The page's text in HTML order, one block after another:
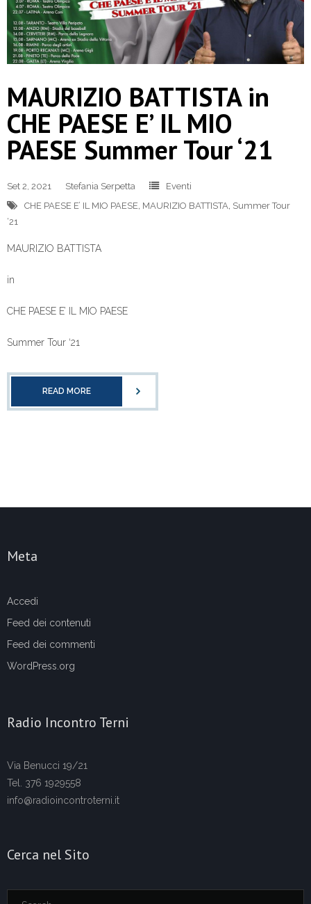
MAURIZIO BATTISTA in
CHE PAESE E’ IL MIO
PAESE Summer Tour ‘21
Set 2, 2021 Stefania Serpetta
Eventi
CHE PAESE E’ IL MIO PAESE, MAURIZIO BATTISTA, Summer Tour
‘21
MAURIZIO BATTISTA
in
CHE PAESE E’ IL MIO PAESE
Summer Tour ‘21
READ MORE
Meta
Accedi
Feed dei contenuti
Feed dei commenti
WordPress.org
Radio Incontro Terni
Via Benucci 19/21
Tel. 376 1929558
info@radioincontroterni.it
Cerca nel Sito